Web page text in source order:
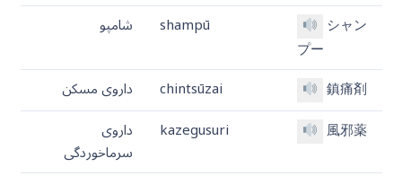
シャン
プー
shampū شامپو
鎮痛剤
chintsūzai
داروی مسکن
風邪薬
kazegusuri داروی
سرماخوردگی